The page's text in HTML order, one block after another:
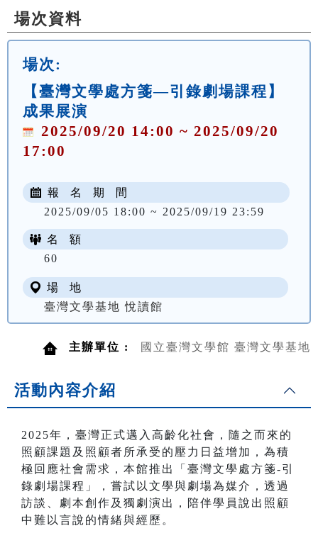
場次資料
場次:
【臺灣文學處方箋—引錄劇場課程】
成果展演
2025/09/20 14:00 ~ 2025/09/20
17:00
報 名 期 間
2025/09/05 18:00 ~ 2025/09/19 23:59
名 額
60
場 地
臺灣文學基地 悅讀館
主辦單位 : 國立臺灣文學館 臺灣文學基地
活動內容介紹
2025年，臺灣正式邁入高齡化社會，隨之而來的
照顧課題及照顧者所承受的壓力日益增加，為積
極回應社會需求，本館推出「臺灣文學處方箋-引
錄劇場課程」，嘗試以文學與劇場為媒介，透過
訪談、劇本創作及獨劇演出，陪伴學員說出照顧
中難以言說的情緒與經歷。